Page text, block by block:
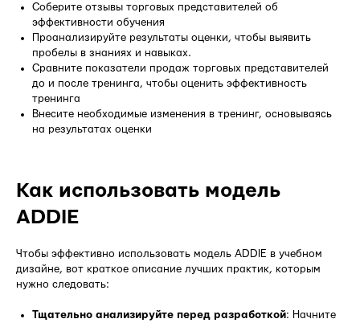
Соберите отзывы торговых представителей об
эффективности обучения
Проанализируйте результаты оценки, чтобы выявить
пробелы в знаниях и навыках.
Сравните показатели продаж торговых представителей
до и после тренинга, чтобы оценить эффективность
тренинга
Внесите необходимые изменения в тренинг, основываясь
на результатах оценки
Как использовать модель
ADDIE
Чтобы эффективно использовать модель ADDIE в учебном
дизайне, вот краткое описание лучших практик, которым
нужно следовать:
Тщательно анализируйте перед разработкой: Начните